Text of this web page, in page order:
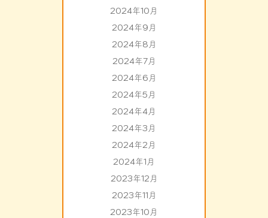
2024年10月
2024年9月
2024年8月
2024年7月
2024年6月
2024年5月
2024年4月
2024年3月
2024年2月
2024年1月
2023年12月
2023年11月
2023年10月